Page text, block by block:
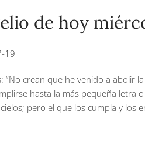
de hoy
19
“No crean que he venido a
hasta la más pequeña
pero el que los cumpla y los